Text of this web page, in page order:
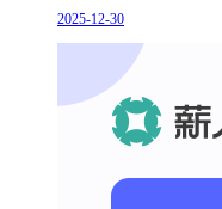
2025-12-30